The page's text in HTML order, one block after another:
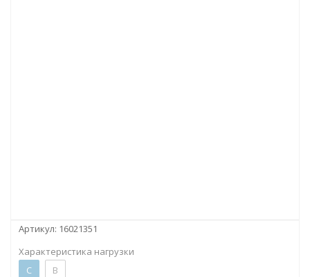
Артикул: 16021351
Характеристика нагрузки
C
B